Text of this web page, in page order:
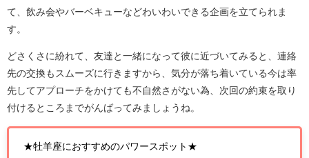
て、飲み会やバーベキューなどわいわいできる企画を立てられま
す。
どさくさに紛れて、友達と一緒になって彼に近づいてみると、連絡
先の交換もスムーズに行きますから、気分が落ち着いている今は率
先してアプローチをかけても不自然さがない為、次回の約束を取り
付けるところまでがんばってみましょうね。
★牡羊座におすすめのパワースポット★